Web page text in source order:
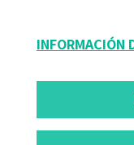
INFORMACIÓN